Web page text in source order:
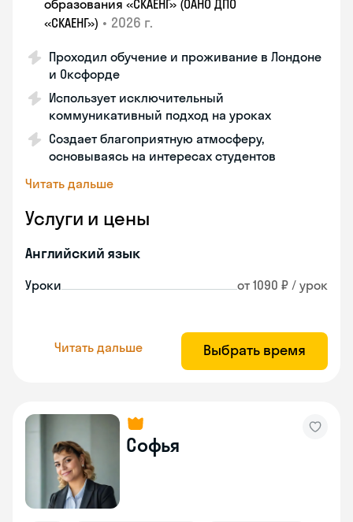
образования «СКАЕНГ» (ОАНО ДПО
«СКАЕНГ») • 2026 г.
Проходил обучение и проживание в Лондоне
и Оксфорде
Использует исключительный
коммуникативный подход на уроках
Создает благоприятную атмосферу,
основываясь на интересах студентов
Читать дальше
Услуги и цены
Английский язык
Уроки от 1090 ₽ / урок
Читать дальше Выбрать время
Софья